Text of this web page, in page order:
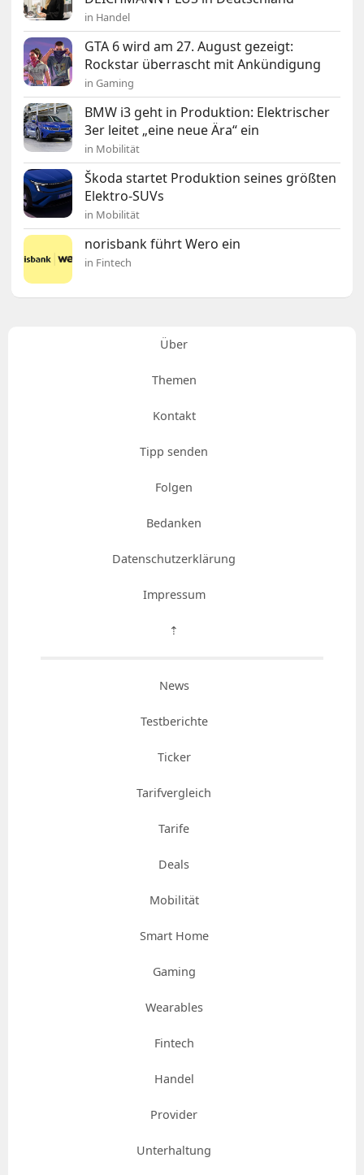
in Handel
GTA 6 wird am 27. August gezeigt:
Rockstar überrascht mit Ankündigung
in Gaming
BMW i3 geht in Produktion: Elektrischer
3er leitet „eine neue Ära“ ein
in Mobilität
Škoda startet Produktion seines größten
Elektro-SUVs
in Mobilität
norisbank führt Wero ein
in Fintech
Über
Themen
Kontakt
Tipp senden
Folgen
Bedanken
Datenschutzerklärung
Impressum
⇡
News
Testberichte
Ticker
Tarifvergleich
Tarife
Deals
Mobilität
Smart Home
Gaming
Wearables
Fintech
Handel
Provider
Unterhaltung